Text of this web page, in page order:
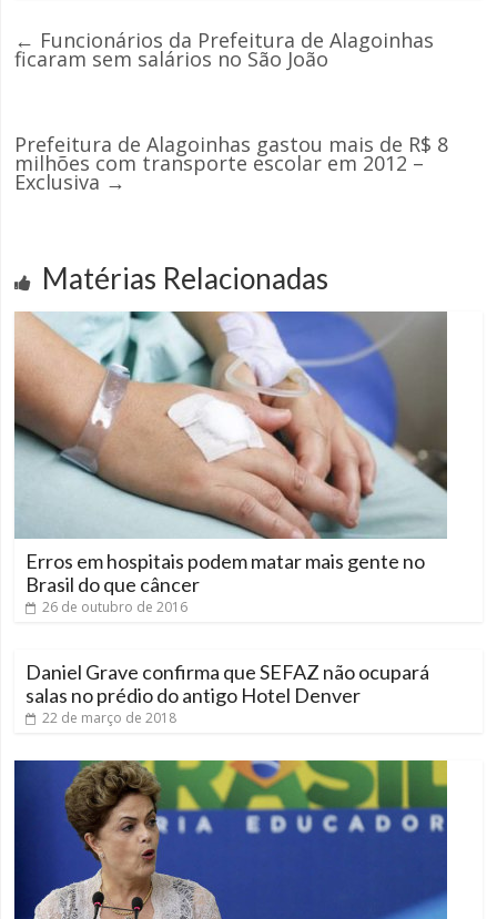
← Funcionários da Prefeitura de Alagoinhas
ficaram sem salários no São João
Prefeitura de Alagoinhas gastou mais de R$ 8
milhões com transporte escolar em 2012 –
Exclusiva →
Matérias Relacionadas
Erros em hospitais podem matar mais gente no
Brasil do que câncer
26 de outubro de 2016
Daniel Grave confirma que SEFAZ não ocupará
salas no prédio do antigo Hotel Denver
22 de março de 2018